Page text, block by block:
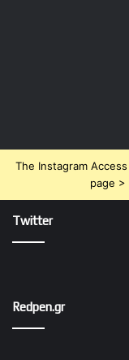
The Instagram
page
Twitter
Redpen.gr